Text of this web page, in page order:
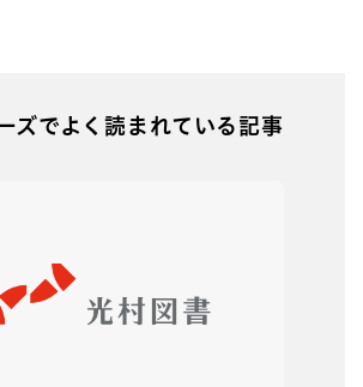
ズでよく読まれている記事